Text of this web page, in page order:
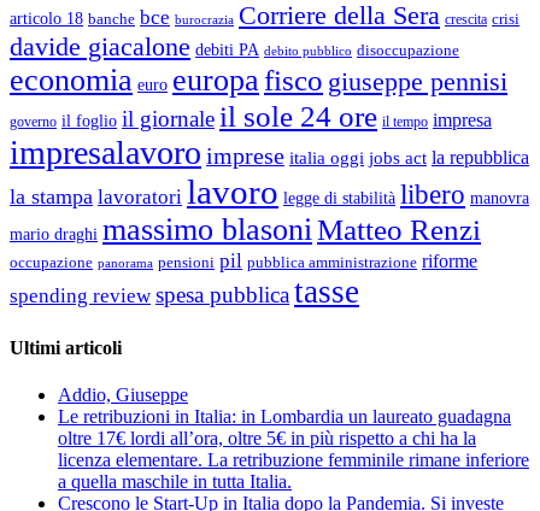
articolo 18 banche bce burocrazia Corriere della Sera crescita crisi
davide giacalone debiti PA debito pubblico disoccupazione
economia euro europafisco giuseppe pennisi
governo il foglio il giornale il sole 24 ore il tempo impresa
impresalavoro imprese italia oggi jobs act la repubblica
la stampa lavoratori lavoro legge di stabilità libero manovra
mario draghi massimo blasoniMatteo Renzi
occupazione panorama pensioni pil pubblica amministrazione riforme
spending review spesa pubblicatasse
Ultimi articoli
Addio, Giuseppe
Le retribuzioni in Italia: in Lombardia un laureato guadagna
oltre 17€ lordi all’ora, oltre 5€ in più rispetto a chi ha la
licenza elementare. La retribuzione femminile rimane inferiore
a quella maschile in tutta Italia.
Crescono le Start-Up in Italia dopo la Pandemia. Si investe